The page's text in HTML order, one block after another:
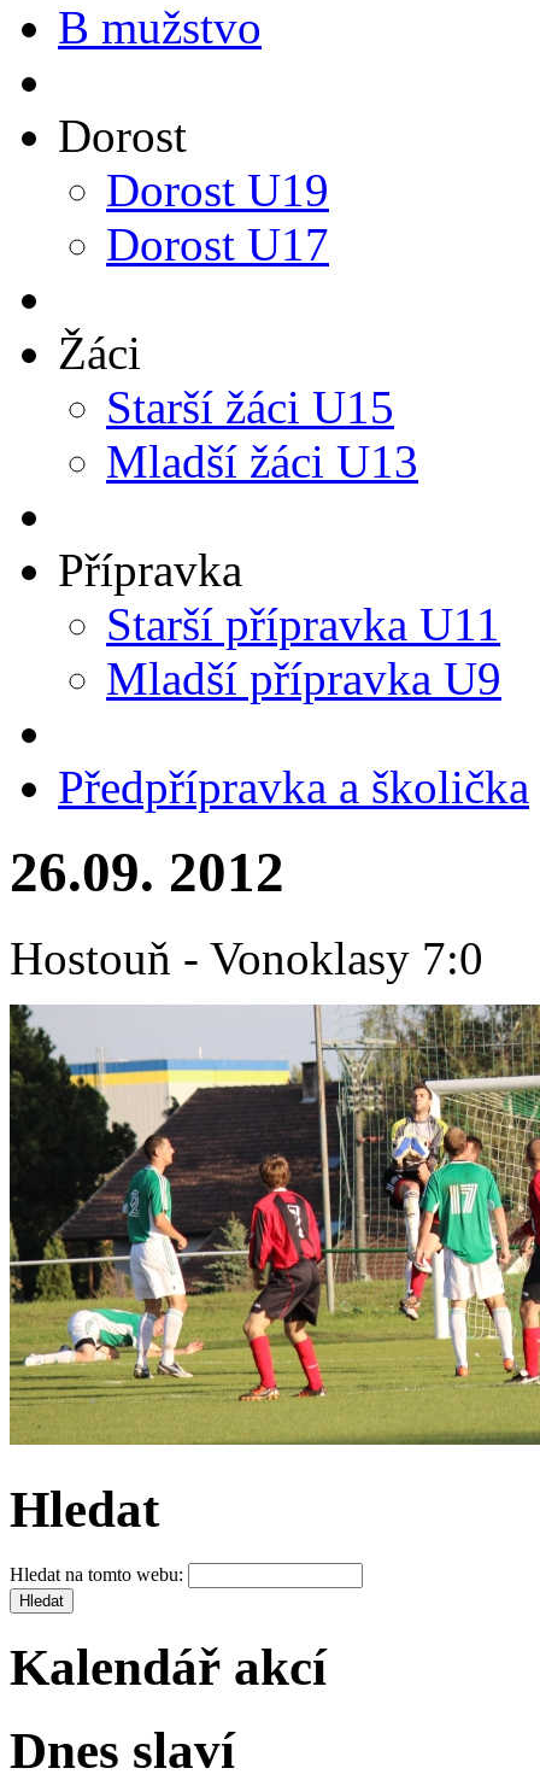
B mužstvo
Dorost
Dorost U19
Dorost U17
Žáci
Starší žáci U15
Mladší žáci U13
Přípravka
Starší přípravka U11
Mladší přípravka U9
Předpřípravka a školička
26.09. 2012
Hostouň - Vonoklasy 7:0
Hledat
Hledat na tomto webu:
Kalendář akcí
Dnes slaví